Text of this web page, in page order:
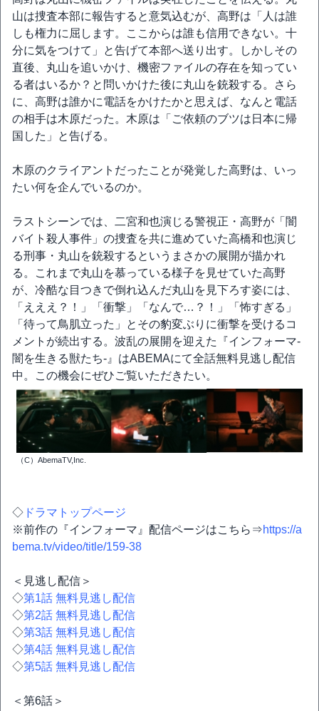
山は捜査本部に報告すると意気込むが、高野は「人は誰
しも権力に屈します。ここからは誰も信用できない。十
分に気をつけて」と告げて本部へ送り出す。しかしその
直後、丸山を追いかけ、機密ファイルの存在を知ってい
る者はいるか？と問いかけた後に丸山を銃殺する。さら
に、高野は誰かに電話をかけたかと思えば、なんと電話
の相手は木原だった。木原は「ご依頼のブツは日本に帰
国した」と告げる。
木原のクライアントだったことが発覚した高野は、いっ
たい何を企んでいるのか。
ラストシーンでは、二宮和也演じる警視正・高野が「闇
バイト殺人事件」の捜査を共に進めていた高橋和也演じ
る刑事・丸山を銃殺するというまさかの展開が描かれ
る。これまで丸山を慕っている様子を見せていた高野
が、冷酷な目つきで倒れ込んだ丸山を見下ろす姿には、
「えええ？！」「衝撃」「なんで…？！」「怖すぎる」
「待って鳥肌立った」とその豹変ぶりに衝撃を受けるコ
メントが続出する。波乱の展開を迎えた『インフォーマ-
闇を生きる獣たち-』はABEMAにて全話無料見逃し配信
中。この機会にぜひご覧いただきたい。
（C）AbemaTV,Inc.
◇ ドラマトップページ
※前作の『インフォーマ』配信ページはこちら⇒https://a
bema.tv/video/title/159-38
＜見逃し配信＞
◇第1話 無料見逃し配信
◇第2話 無料見逃し配信
◇第3話 無料見逃し配信
◇第4話 無料見逃し配信
◇第5話 無料見逃し配信
＜第6話＞